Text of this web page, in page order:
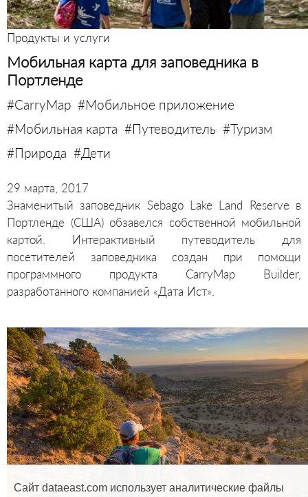
Продукты и услуги
Мобильная карта для заповедника в
Портленде
#CarryMap #Мобильное приложение
#Мобильная карта #Путеводитель #Туризм
#Природа #Дети
29 марта, 2017
Знаменитый заповедник Sebago Lake Land Reserve в
Портленде (США) обзавелся собственной мобильной
картой. Интерактивный путеводитель для
посетителей заповедника создан при помощи
программного продукта CarryMap Builder,
разработанного компанией «Дата Ист».
Сайт dataeast.com использует аналитические файлы